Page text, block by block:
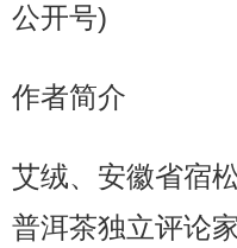
公开号)
作者简介
艾绒、安徽省宿
普洱茶独立评论